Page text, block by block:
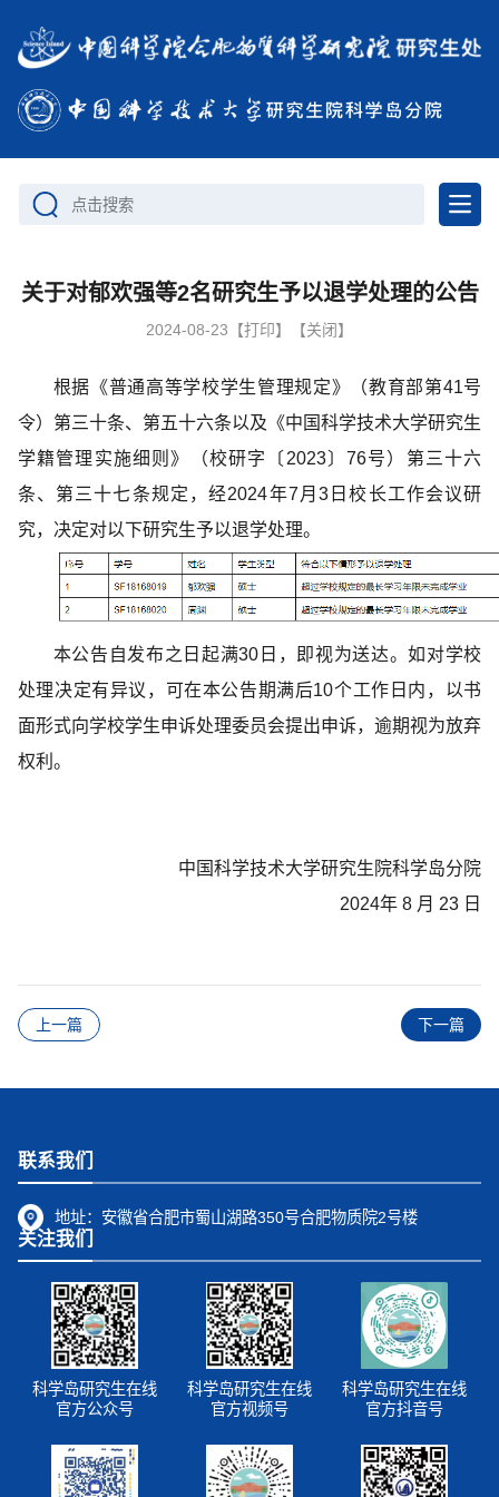
点击搜索
关于对郁欢强等2名研究生予以退学处理的公告
2024-08-23 【打印】 【关闭】
根据《普通高等学校学生管理规定》（教育部第41号
令）第三十条、第五十六条以及《中国科学技术大学研究生
学籍管理实施细则》（校研字〔2023〕76号）第三十六
条、第三十七条规定，经2024年7月3日校长工作会议研
究，决定对以下研究生予以退学处理。
本公告自发布之日起满30日，即视为送达。如对学校
处理决定有异议，可在本公告期满后10个工作日内，以书
面形式向学校学生申诉处理委员会提出申诉，逾期视为放弃
权利。
中国科学技术大学研究生院科学岛分院
2024年 8 月 23 日
上一篇 下一篇
联系我们
地址： 安徽省合肥市蜀山湖路350号合肥物质院2号楼
关注我们
科学岛研究生在线
官方公众号
科学岛研究生在线
官方视频号
科学岛研究生在线
官方抖音号